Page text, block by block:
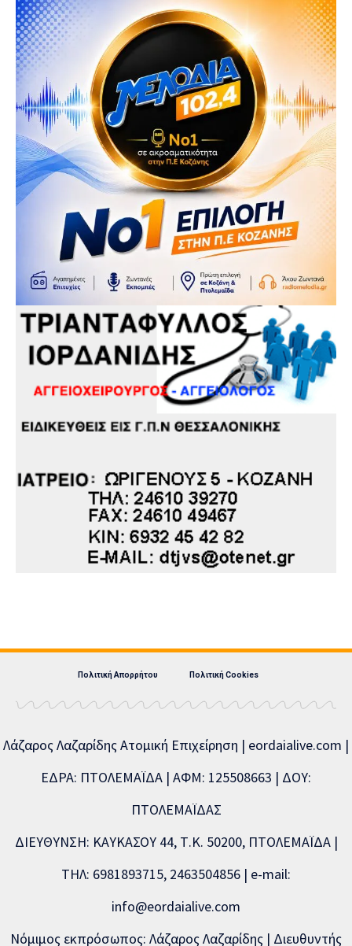
Πολιτική Απορρήτου Πολιτική Cookies
Λάζαρος Λαζαρίδης Ατομική Επιχείρηση | eordaialive.com |
ΕΔΡΑ: ΠΤΟΛΕΜΑΪΔΑ | ΑΦΜ: 125508663 | ΔΟΥ:
ΠΤΟΛΕΜΑΪΔΑΣ
ΔΙΕΥΘΥΝΣΗ: ΚΑΥΚΑΣΟΥ 44, Τ.Κ. 50200, ΠΤΟΛΕΜΑΪΔΑ |
ΤΗΛ: 6981893715, 2463504856 | e-mail:
info@eordaialive.com
Νόμιμος εκπρόσωπος: Λάζαρος Λαζαρίδης | Διευθυντής